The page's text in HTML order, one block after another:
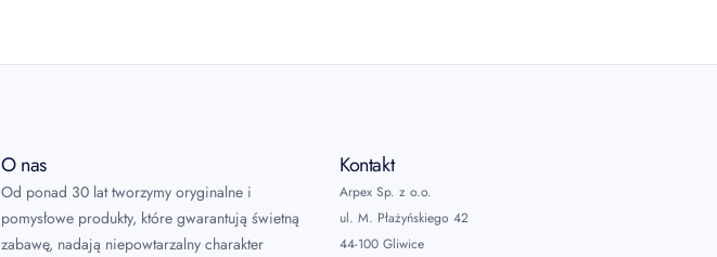
O nas
Od ponad 30 lat tworzymy oryginalne i
pomysłowe produkty, które gwarantują świetną
zabawę, nadają niepowtarzalny charakter
Kontakt
Arpex Sp. z o.o.
ul. M. Płażyńskiego 42
44-100 Gliwice